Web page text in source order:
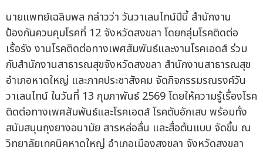
นายแพทย์เฉลิมพล กล่าวว่า วันวาเลนไทน์ปีนี้ สำนักงาน
ป้องกันควบคุมโรคที่ 12 จังหวัดสงขลา โดยกลุ่มโรคติดต่อ
เรื้อรัง งานโรคติดต่อทางเพศสัมพันธ์และงานโรคเอดส์ ร่วม
กับสำนักงานสาธารณสุขจังหวัดสงขลา สำนักงานสาธารณสุข
อำเภอหาดใหญ่ และภาคประชาสังคม จัดกิจกรรมรณรงค์วัน
วาเลนไทน์ ในวันที่ 13 กุมภาพันธ์ 2569 โดยให้ความรู้เรื่องโรค
ติดต่อทางเพศสัมพันธ์และโรคเอดส์ โรคตับอักเสบ พร้อมทั้ง
สนับสนุนถุงยางอนามัย สารหล่อลื่น และสื่อต้นแบบ จัดขึ้น ณ
วิทยาลัยเทคนิคหาดใหญ่ อำเภอเมืองสงขลา จังหวัดสงขลา